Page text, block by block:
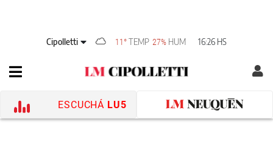
Cipolletti 11° TEMP 27% HUM 16:26 HS
ESCUCHÁ LU5